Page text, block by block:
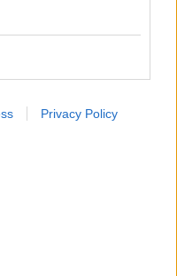
Privacy Policy